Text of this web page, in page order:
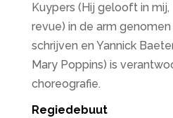
Kuypers (Hij gelooft in mij,
revue) in de arm
schrijven en Yannick
Mary Poppins) is
choreografie.
Regiedebuut